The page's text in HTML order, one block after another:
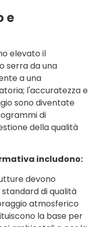
e
elevato il
serra da una
a una
l'accuratezza e
sono diventate
di
della qualità
includono:
devono
di qualità
atmosferico
la base per